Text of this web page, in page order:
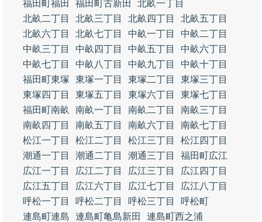
福田町福田 福田町古新田
北畝一丁目
北畝二丁目
北畝三丁目 北畝四丁目
北畝五丁目
北畝六丁目
北畝七丁目 中畝一丁目
中畝二丁目
中畝三丁目
中畝四丁目 中畝五丁目
中畝六丁目
中畝七丁目
中畝八丁目 中畝九丁目
中畝十丁目
福田町東塚
東塚一丁目 東塚二丁目
東塚三丁目
東塚四丁目
東塚五丁目 東塚六丁目
東塚七丁目
福田町南畝
南畝一丁目 南畝二丁目
南畝三丁目
南畝四丁目
南畝五丁目 南畝六丁目
南畝七丁目
松江一丁目
松江二丁目 松江三丁目
松江四丁目
潮通一丁目
潮通二丁目 潮通三丁目
福田町広江
広江一丁目
広江二丁目 広江三丁目
広江四丁目
広江五丁目
広江六丁目 広江七丁目
広江八丁目
呼松一丁目
呼松二丁目 呼松三丁目
呼松町
連島町連島
連島町亀島新田
連島町西之浦